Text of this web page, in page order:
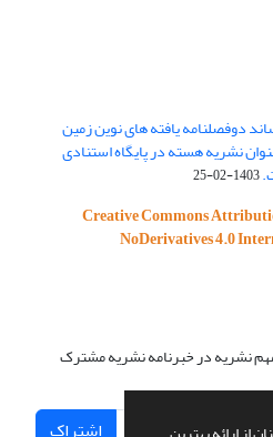
دوفصلنامه یافته های نوین زمین
نشریه هسته در پایگاه استنادی
1403-02-25
Creative Commons
NoDerivatives 4.0
مهم نشریه در خبرنامه نشریه مشترک
اشتراک